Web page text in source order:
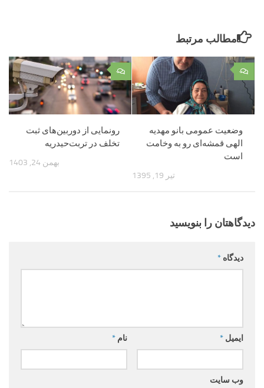
مطالب مرتبط
۰
رونمایی از دوربین‌های ثبت
تخلف در تربت‌حیدریه
بهمن 24, 1403
۰
وضعیت عمومی بانو مهدیه
الهی قمشه‌ای رو به وخامت
است
تیر 19, 1395
دیدگاهتان را بنویسید
دیدگاه *
نام * ایمیل *
وب‌ سایت